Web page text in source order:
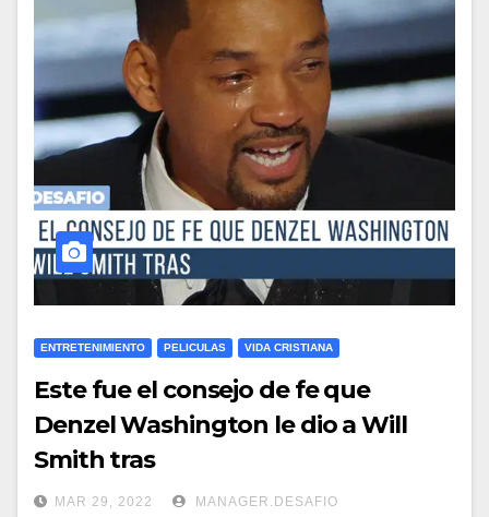
ENTRETENIMIENTO PELICULAS VIDA CRISTIANA
Este fue el consejo de fe que
Denzel Washington le dio a Will
Smith tras
MAR 29, 2022 MANAGER.DESAFIO